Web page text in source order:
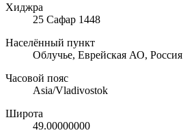
Хиджра
25 Сафар 1448
Населённый пункт
Облучье, Еврейская АО, Россия
Часовой пояс
Asia/Vladivostok
Широта
49.00000000